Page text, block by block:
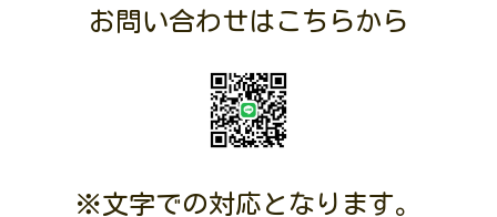
お問い合わせはこちらから
※文字での対応となります。